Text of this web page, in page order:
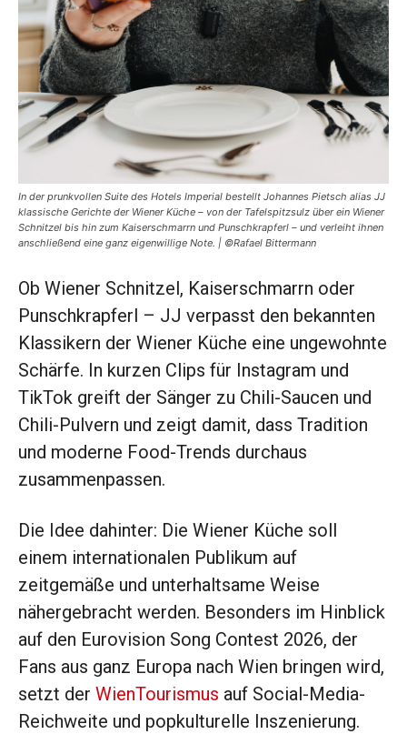
In der prunkvollen Suite des Hotels Imperial bestellt Johannes Pietsch alias JJ
klassische Gerichte der Wiener Küche – von der Tafelspitzsulz über ein Wiener
Schnitzel bis hin zum Kaiserschmarrn und Punschkrapferl – und verleiht ihnen
anschließend eine ganz eigenwillige Note. | ©Rafael Bittermann
Ob Wiener Schnitzel, Kaiserschmarrn oder
Punschkrapferl – JJ verpasst den bekannten
Klassikern der Wiener Küche eine ungewohnte
Schärfe. In kurzen Clips für Instagram und
TikTok greift der Sänger zu Chili-Saucen und
Chili-Pulvern und zeigt damit, dass Tradition
und moderne Food-Trends durchaus
zusammenpassen.
Die Idee dahinter: Die Wiener Küche soll
einem internationalen Publikum auf
zeitgemäße und unterhaltsame Weise
nähergebracht werden. Besonders im Hinblick
auf den Eurovision Song Contest 2026, der
Fans aus ganz Europa nach Wien bringen wird,
setzt der WienTourismus auf Social-Media-
Reichweite und popkulturelle Inszenierung.